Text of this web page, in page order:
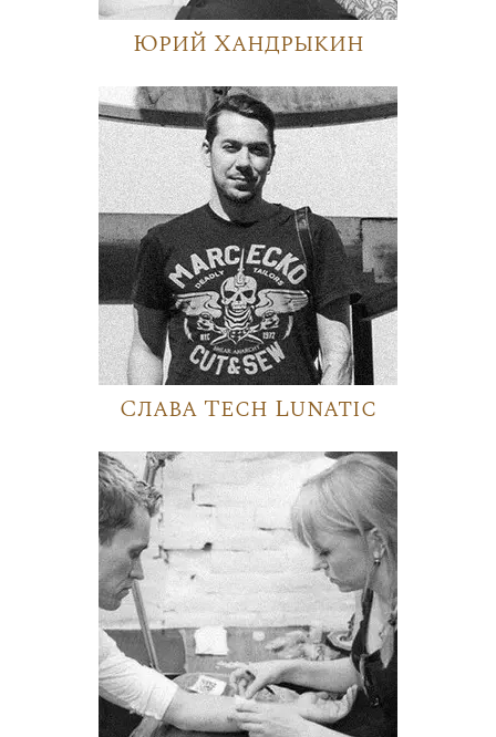
Юрий Хандрыкин
Слава Tech Lunatic